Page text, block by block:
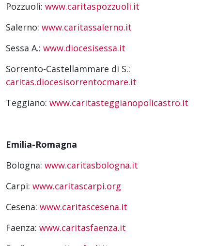
Pozzuoli: www.caritaspozzuoli.it
Salerno: www.caritassalerno.it
Sessa A.: www.diocesisessa.it
Sorrento-Castellammare di S.:
caritas.diocesisorrentocmare.it
Teggiano: www.caritasteggianopolicastro.it
Emilia-Romagna
Bologna: www.caritasbologna.it
Carpi: www.caritascarpi.org
Cesena: www.caritascesena.it
Faenza: www.caritasfaenza.it